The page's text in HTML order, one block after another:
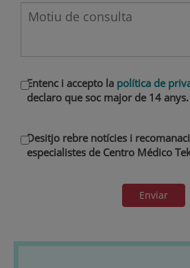
Entenc i accepto la política de
declaro que soc major de 14 anys.
Desitjo rebre notícies i
especialistes de Centro Médico
Enviar